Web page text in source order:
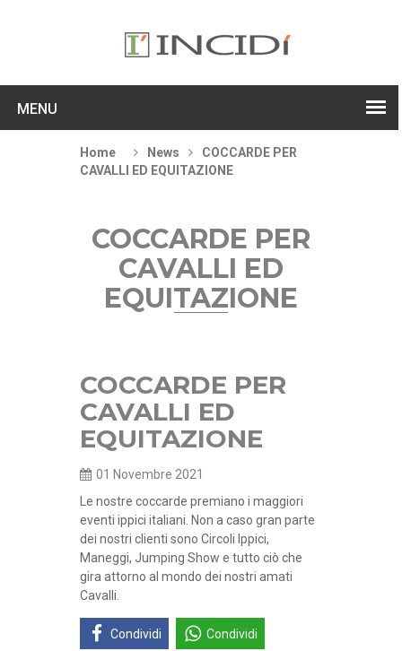
MENU
Home News
COCCARDE PER
CAVALLI ED EQUITAZIONE
COCCARDE PER
CAVALLI ED
EQUITAZIONE
COCCARDE PER
CAVALLI ED
EQUITAZIONE
01 Novembre 2021
Le nostre coccarde premiano i maggiori
eventi ippici italiani. Non a caso gran parte
dei nostri clienti sono Circoli Ippici,
Maneggi, Jumping Show e tutto ciò che
gira attorno al mondo dei nostri amati
Cavalli.
Condividi Condividi